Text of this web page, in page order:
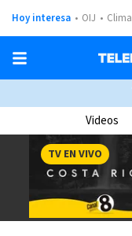
Hoy interesa OIJ Clima
Videos
TV EN VIVO